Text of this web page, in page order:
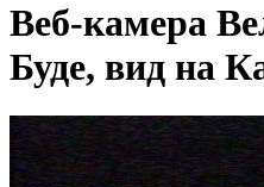
Веб-камера
Буде, вид на